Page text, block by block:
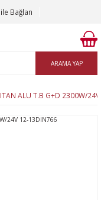
ile Bağlan
ARAMA YAP
ALU T.B G+D 2300W/